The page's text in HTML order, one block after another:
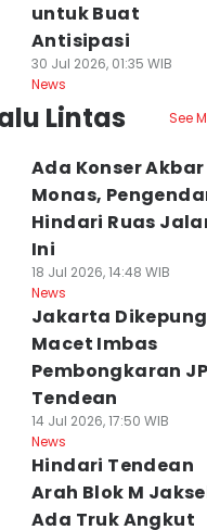
untuk Buat
Antisipasi
30 Jul 2026, 01:35 WIB
News
Lintas See
Ada Konser
Monas,
Hindari Ruas
Ini
18 Jul 2026, 14:48 WIB
News
Jakarta Dikepung
Macet Imbas
Pembongkaran
Tendean
14 Jul 2026, 17:50 WIB
News
Hindari Tendean
Arah Blok M
Ada Truk Angkut